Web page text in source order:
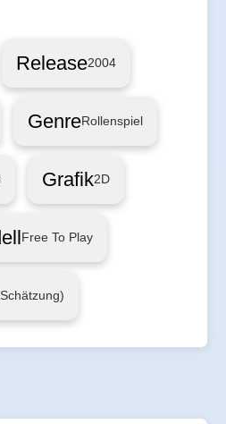
Release2004
GenreRollenspiel
Grafik2D
Free To Play